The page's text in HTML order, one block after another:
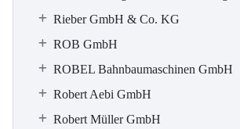
Rieber GmbH & Co. KG
ROB GmbH
ROBEL Bahnbaumaschinen GmbH
Robert Aebi GmbH
Robert Müller GmbH